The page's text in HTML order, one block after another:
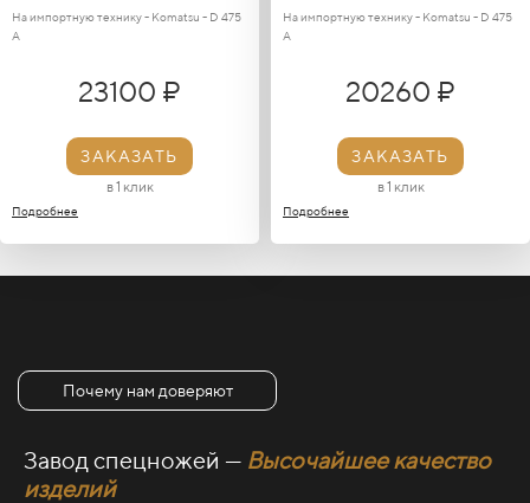
На импортную технику - Кomatsu - D 475
A
23100 ₽
ЗАКАЗАТЬ
в 1 клик
Подробнее
На импортную технику - Кomatsu - D 475
A
20260 ₽
ЗАКАЗАТЬ
в 1 клик
Подробнее
Почему нам доверяют
Завод спецножей — Высочайшее качество
изделий